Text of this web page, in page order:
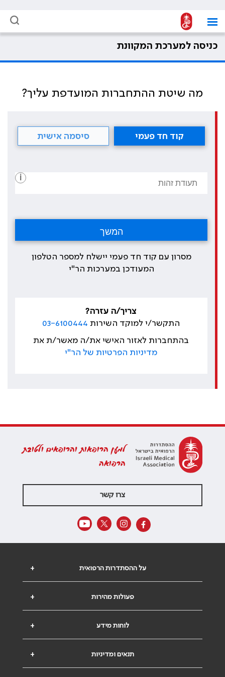
כניסה למערכת המקוונת
מה שיטת ההתחברות המועדפת עליך?
קוד חד פעמי סיסמה אישית
i
מסרון עם קוד חד פעמי יישלח למספר הטלפון
המעודכן במערכות הר"י
צריך/ה עזרה?
התקשר/י למוקד השירות 03-6100444
בהתחברות לאזור האישי את/ה מאשר/ת את
מדיניות הפרטיות של הר"י
למען הרופאות והרופאים ולטובת
הרפואה
צרו קשר
+ על ההסתדרות הרפואית
+ פעולות מהירות
+ לוחות מידע
+ תנאים ומדיניות